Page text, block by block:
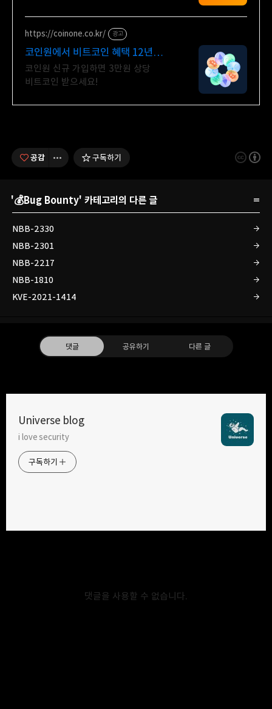
https://coinone.co.kr/ 광고
코인원에서 비트코인 혜택 12년
무사고 거래소
코인원 신규 가입하면 3만원 상당
비트코인 받으세요!
공감 구독하기
'💰Bug Bounty' 카테고리의 다른 글
NBB-2330
NBB-2301
NBB-2217
NBB-1810
KVE-2021-1414
댓글 공유하기 다른 글
Universe blog
i love security
구독하기
댓글을 사용할 수 없습니다.
트위터
14: Checked report. 2022-03-16: Verified a vulnerability and